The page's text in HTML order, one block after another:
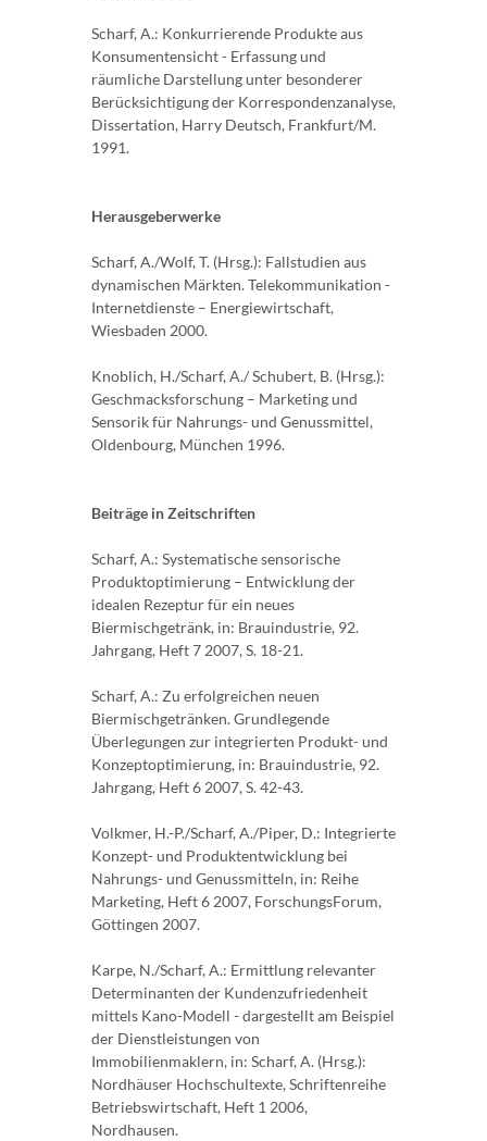
Scharf, A.: Konkurrierende Produkte aus
Konsumentensicht - Erfassung und
räumliche Dar­stellung unter besonderer
Berücksichtigung der Korrespondenzanalyse,
Dissertation, Harry Deutsch, Frankfurt/M.
1991.
Herausgeberwerke
Scharf, A./Wolf, T. (Hrsg.): Fallstudien aus
dynamischen Märkten. Telekommunikation -
In­ternetdienste – Energiewirtschaft,
Wiesbaden 2000.
Knoblich, H./Scharf, A./ Schubert, B. (Hrsg.):
Geschmacksforschung – Marketing und
Senso­rik für Nahrungs- und Genussmittel,
Oldenbourg, München 1996.
Beiträge in Zeitschriften
Scharf, A.: Systematische sensorische
Produktoptimierung – Entwicklung der
idealen Rezeptur für ein neues
Biermischgetränk, in: Brauindustrie, 92.
Jahrgang, Heft 7 2007, S. 18-21.
Scharf, A.: Zu erfolgreichen neuen
Biermischgetränken. Grundlegende
Überlegungen zur integrierten Produkt- und
Konzeptoptimierung, in: Brauindustrie, 92.
Jahrgang, Heft 6 2007, S. 42-43.
Volkmer, H.-P./Scharf, A./Piper, D.: Integrierte
Konzept- und Produktentwicklung bei
Nahrungs- und Genussmitteln, in: Reihe
Marketing, Heft 6 2007, ForschungsForum,
Göttingen 2007.
Karpe, N./Scharf, A.: Ermittlung relevanter
Determinanten der Kundenzufriedenheit
mittels Kano-Modell - dargestellt am Beispiel
der Dienstleistungen von
Immobilienmaklern, in: Scharf, A. (Hrsg.):
Nordhäuser Hochschultexte, Schriftenreihe
Betriebswirtschaft, Heft 1 2006,
Nordhausen.